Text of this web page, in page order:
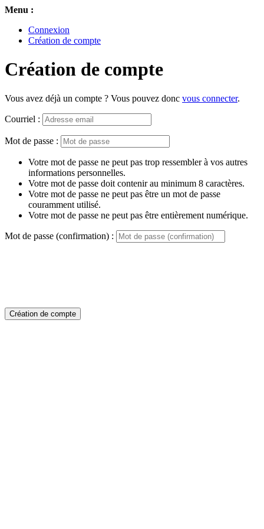
Menu :
Connexion
Création de compte
Création de compte
Vous avez déjà un compte ? Vous pouvez donc vous connecter.
Courriel :
Mot de passe :
Votre mot de passe ne peut pas trop ressembler à vos autres
informations personnelles.
Votre mot de passe doit contenir au minimum 8 caractères.
Votre mot de passe ne peut pas être un mot de passe
couramment utilisé.
Votre mot de passe ne peut pas être entièrement numérique.
Mot de passe (confirmation) :
Création de compte